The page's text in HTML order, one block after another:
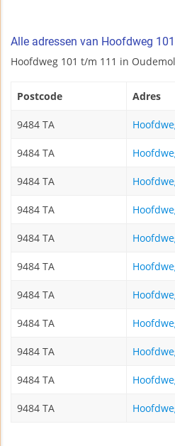
Alle adressen van Hoofdweg
Hoofdweg 101 t/m 111 in
Postcode Adres
9484 TA
9484 TA
9484 TA
9484 TA
9484 TA
9484 TA
9484 TA
9484 TA
9484 TA
9484 TA
9484 TA